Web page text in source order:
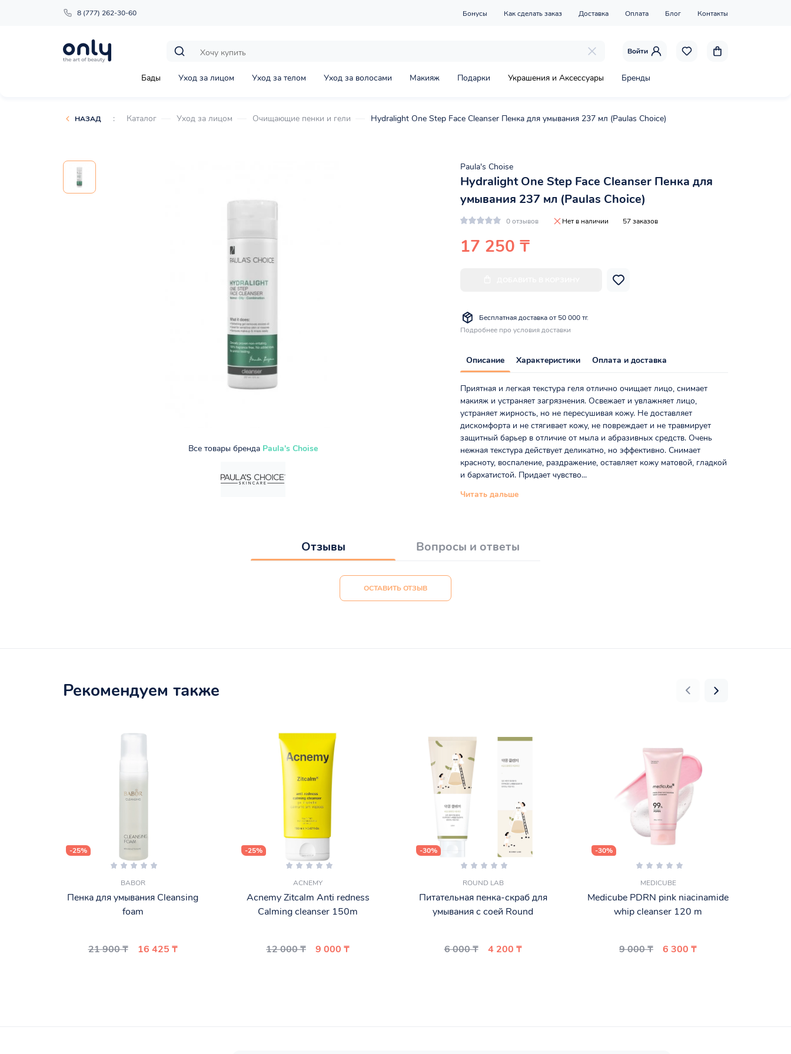
8 (777) 262-30-60 Бонусы Как сделать заказ Доставка Оплата Блог Контакты
Войти
Бады Уход за лицом Уход за телом Уход за волосами Макияж Подарки Украшения и Аксессуары Бренды
НАЗАД : Каталог Уход за лицом Очищающие пенки и гели Hydralight One Step Face Cleanser Пенка для умывания 237 мл (Paulas Choice)
Все товары бренда Paula's Choise
Paula's Choise
Hydralight One Step Face Cleanser Пенка для
умывания 237 мл (Paulas Choice)
0 отзывов Нет в наличии 57 заказов
17 250 ₸
Бесплатная доставка от 50 000 тг.
Подробнее про условия доставки
Описание Характеристики Оплата и доставка
Приятная и легкая текстура геля отлично очищает лицо, снимает
макияж и устраняет загрязнения. Освежает и увлажняет лицо,
устраняет жирность, но не пересушивая кожу. Не доставляет
дискомфорта и не стягивает кожу, не повреждает и не травмирует
защитный барьер в отличие от мыла и абразивных средств. Очень
нежная текстура действует деликатно, но эффективно. Снимает
красноту, воспаление, раздражение, оставляет кожу матовой, гладкой
и бархатистой. Придает чувство...
Читать дальше
Отзывы Вопросы и ответы
ОСТАВИТЬ ОТЗЫВ
Рекомендуем также
-25%
BABOR
Пенка для умывания Cleansing
foam
21 900 ₸ 16 425 ₸
-25%
ACNEMY
Acnemy Zitcalm Anti redness
Calming cleanser 150m
12 000 ₸ 9 000 ₸
-30%
ROUND LAB
Питательная пенка-скраб для
умывания с соей Round
6 000 ₸ 4 200 ₸
-30%
MEDICUBE
Medicube PDRN pink niacinamide
whip cleanser 120 m
9 000 ₸ 6 300 ₸